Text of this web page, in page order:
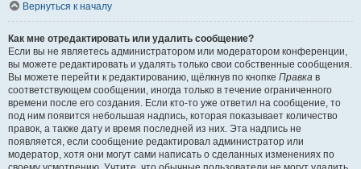
Вернуться к началу
Как мне отредактировать или удалить сообщение?
Если вы не являетесь администратором или модератором конференции,
вы можете редактировать и удалять только свои собственные сообщения.
Вы можете перейти к редактированию, щёлкнув по кнопке Правка в
соответствующем сообщении, иногда только в течение ограниченного
времени после его создания. Если кто-то уже ответил на сообщение, то
под ним появится небольшая надпись, которая показывает количество
правок, а также дату и время последней из них. Эта надпись не
появляется, если сообщение редактировал администратор или
модератор, хотя они могут сами написать о сделанных изменениях по